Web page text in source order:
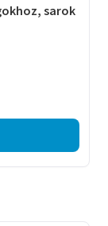
sarok